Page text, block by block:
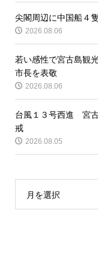
尖閣周辺に中国船
2026.08.06
若い感性で宮古島観
市長を表敬
2026.08.06
台風１３号西進 宮
戒
2026.08.05
月を選択